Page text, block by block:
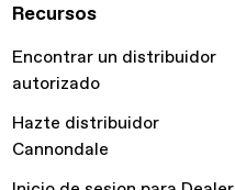
Recursos
Encontrar un distribuidor
autorizado
Hazte distribuidor
Cannondale